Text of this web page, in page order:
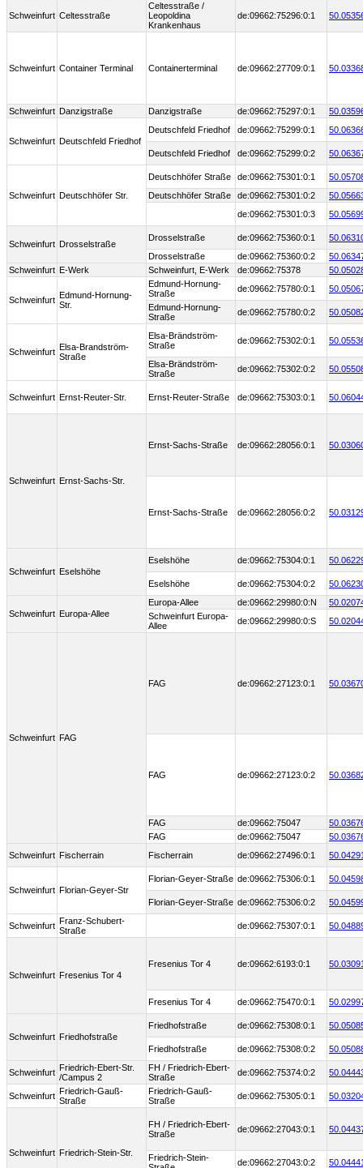
Schweinfurt Celtesstraße
Celtesstraße /
Leopoldina
Krankenhaus
de:09662:75296:0:1
Schweinfurt Container Terminal Containerterminal de:09662:27709:0:1
Schweinfurt Danzigstraße Danzigstraße de:09662:75297:0:1
Schweinfurt Deutschfeld Friedhof
Deutschfeld Friedhof de:09662:75299:0:1
Deutschfeld Friedhof de:09662:75299:0:2
Schweinfurt Deutschhöfer Str.
Deutschhöfer Straße de:09662:75301:0:1
Deutschhöfer Straße
de:09662:75301:0:2
de:09662:75301:0:3
Schweinfurt Drosselstraße
Drosselstraße de:09662:75360:0:1
Drosselstraße
de:09662:75360:0:2
Schweinfurt E-Werk Schweinfurt, E-Werk de:09662:75378
Schweinfurt Edmund-Hornung-
Str.
Edmund-Hornung-
Straße
de:09662:75780:0:1
Edmund-Hornung-
Straße
de:09662:75780:0:2
Schweinfurt Elsa-Brandström-
Straße
Elsa-Brändström-
Straße
de:09662:75302:0:1
Elsa-Brändström-
Straße
de:09662:75302:0:2
Schweinfurt Ernst-Reuter-Str. Ernst-Reuter-Straße de:09662:75303:0:1
Schweinfurt Ernst-Sachs-Str.
Ernst-Sachs-Straße de:09662:28056:0:1
Ernst-Sachs-Straße de:09662:28056:0:2
Schweinfurt Eselshöhe
Eselshöhe de:09662:75304:0:1
Eselshöhe de:09662:75304:0:2
Schweinfurt Europa-Allee
Europa-Allee de:09662:29980:0:N
Schweinfurt Europa-
Allee
de:09662:29980:0:S
Schweinfurt FAG
FAG de:09662:27123:0:1
FAG de:09662:27123:0:2
FAG de:09662:75047
FAG
de:09662:75047
Schweinfurt Fischerrain Fischerrain de:09662:27496:0:1
Schweinfurt Florian-Geyer-Str
Florian-Geyer-Straße de:09662:75306:0:1
Florian-Geyer-Straße de:09662:75306:0:2
Schweinfurt Franz-Schubert-
Straße
de:09662:75307:0:1
Schweinfurt Fresenius Tor 4
Fresenius Tor 4 de:09662:6193:0:1
Fresenius Tor 4 de:09662:75470:0:1
Schweinfurt Friedhofstraße
Friedhofstraße de:09662:75308:0:1
Friedhofstraße de:09662:75308:0:2
Schweinfurt Friedrich-Ebert-Str.
/Campus 2
FH / Friedrich-Ebert-
Straße
de:09662:75374:0:2
Schweinfurt Friedrich-Gauß-
Straße
Friedrich-Gauß-
Straße
de:09662:75305:0:1
Schweinfurt Friedrich-Stein-Str.
FH / Friedrich-Ebert-
Straße
de:09662:27043:0:1
Friedrich-Stein-
de:09662:27043:0:2